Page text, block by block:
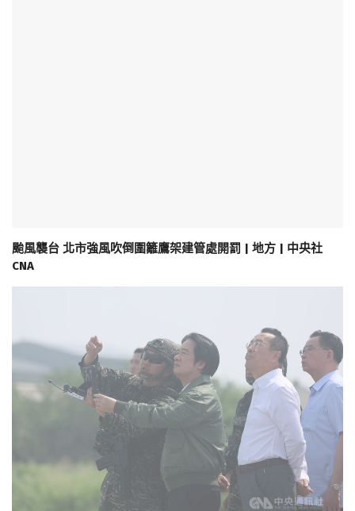
颱風襲台 北市強風吹倒圍籬鷹架建管處開罰 | 地方 | 中央社
CNA